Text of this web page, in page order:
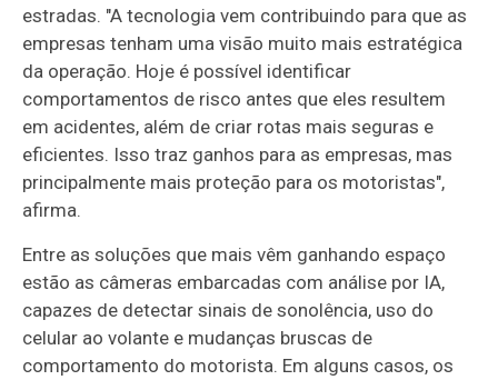
estradas. "A tecnologia vem contribuindo para que as
empresas tenham uma visão muito mais estratégica
da operação. Hoje é possível identificar
comportamentos de risco antes que eles resultem
em acidentes, além de criar rotas mais seguras e
eficientes. Isso traz ganhos para as empresas, mas
principalmente mais proteção para os motoristas",
afirma.
Entre as soluções que mais vêm ganhando espaço
estão as câmeras embarcadas com análise por IA,
capazes de detectar sinais de sonolência, uso do
celular ao volante e mudanças bruscas de
comportamento do motorista. Em alguns casos, os